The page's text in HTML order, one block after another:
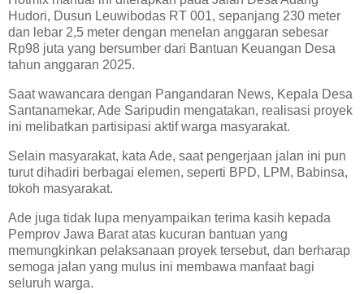
Hudori, Dusun Leuwibodas RT 001, sepanjang 230 meter
dan lebar 2,5 meter dengan menelan anggaran sebesar
Rp98 juta yang bersumber dari Bantuan Keuangan Desa
tahun anggaran 2025.
Saat wawancara dengan Pangandaran News, Kepala Desa
Santanamekar, Ade Saripudin mengatakan, realisasi proyek
ini melibatkan partisipasi aktif warga masyarakat.
Selain masyarakat, kata Ade, saat pengerjaan jalan ini pun
turut dihadiri berbagai elemen, seperti BPD, LPM, Babinsa,
tokoh masyarakat.
Ade juga tidak lupa menyampaikan terima kasih kepada
Pemprov Jawa Barat atas kucuran bantuan yang
memungkinkan pelaksanaan proyek tersebut, dan berharap
semoga jalan yang mulus ini membawa manfaat bagi
seluruh warga.